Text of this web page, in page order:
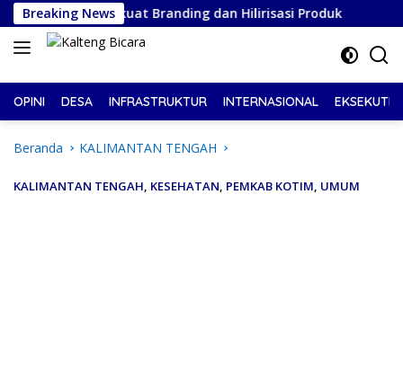
Langsung
ke
konten
Breaking News
Perkuat Branding dan Hilirisasi Produk
OPINI DESA INFRASTRUKTUR INTERNASIONAL EKSEKUTIF
Beranda KALIMANTAN TENGAH
KALIMANTAN TENGAH, KESEHATAN, PEMKAB KOTIM, UMUM